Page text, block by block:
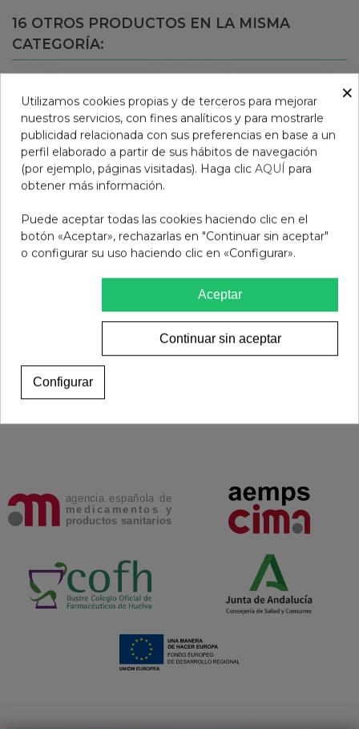
16 OTROS PRODUCTOS EN LA MISMA
CATEGORÍA:
PACK HELIOCARE 360
ENDOCARE
29,95 €
HELIOCARE COLOR
GELCREMA SPF 50
PROTECTOR SOLAR 1
ENVASE 50 ML COLOR
BROWN
24,95 €
Añadir al carrito
×
Utilizamos cookies propias y de terceros para mejorar
nuestros servicios, con fines analíticos y para mostrarle
publicidad relacionada con sus preferencias en base a un
perfil elaborado a partir de sus hábitos de navegación
(por ejemplo, páginas visitadas). Haga clic AQUÍ para
obtener más información.
Puede aceptar todas las cookies haciendo clic en el
botón «Aceptar», rechazarlas en "Continuar sin aceptar"
o configurar su uso haciendo clic en «Configurar».
Aceptar
Continuar sin aceptar
Configurar